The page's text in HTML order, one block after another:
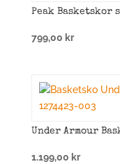
Peak
799,00 kr
Under Armour
1.199,00 kr